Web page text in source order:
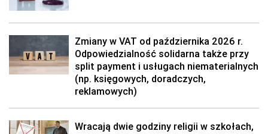
Zmiany w VAT od października 2026 r.
Odpowiedzialność solidarna także przy
split payment i usługach niematerialnych
(np. księgowych, doradczych,
reklamowych)
Wracają dwie godziny religii w szkołach,